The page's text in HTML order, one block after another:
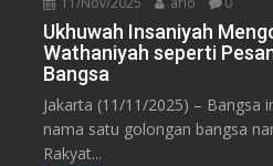
Ukhuwah Insaniyah
Wathaniyah seperti
Bangsa
Jakarta (11/11/2025) – Bangsa
nama satu golongan bangsa
Rakyat...